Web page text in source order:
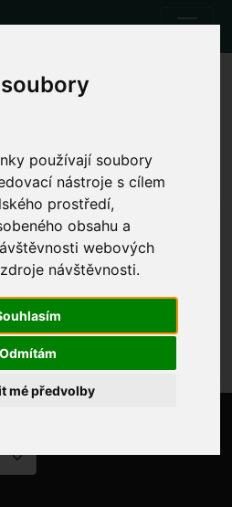
používají soubory
nástroje s cílem
prostředí,
obsahu a
webových
návštěvnosti.
Odmítám
mé předvolby
d'avion et
match de
vs Osasuna.
3 - 2 Osasuna
l'heure locale du match
sera déterminée
Pérez, Getafe (Spain)
La Liga
Cependant, vous pouvez